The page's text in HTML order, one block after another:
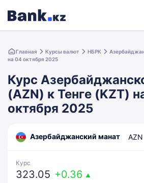
Главная Курсы валют НБРК
на 04 октября 2025
Курс
(AZN) к Тенге (KZT)
октября 2025
Азербайджанский манат AZN
Курс
323.05 +0.36 ▲